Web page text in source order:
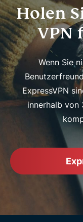
Holen
VPN
Wenn Sie
ExpressVPN
innerhalb von